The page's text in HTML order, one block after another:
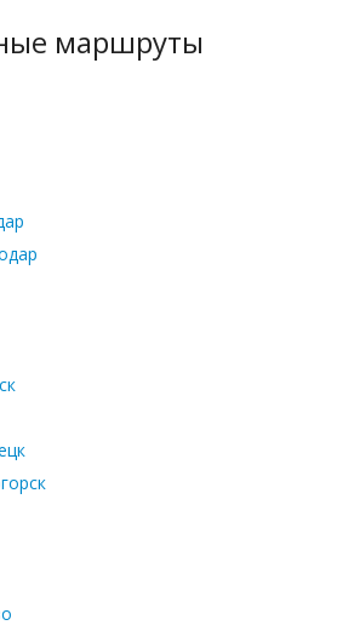
маршруты